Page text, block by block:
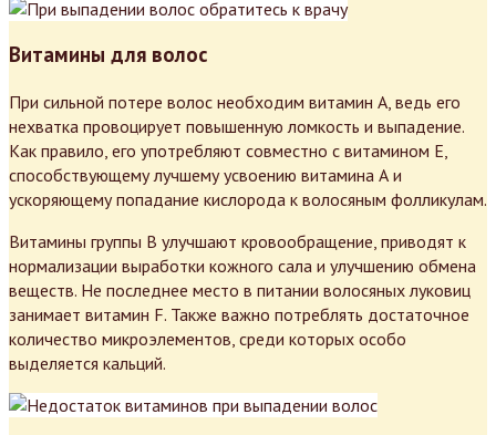
Витамины для волос
При сильной потере волос необходим витамин А, ведь его
нехватка провоцирует повышенную ломкость и выпадение.
Как правило, его употребляют совместно с витамином Е,
способствующему лучшему усвоению витамина А и
ускоряющему попадание кислорода к волосяным фолликулам.
Витамины группы В улучшают кровообращение, приводят к
нормализации выработки кожного сала и улучшению обмена
веществ. Не последнее место в питании волосяных луковиц
занимает витамин F. Также важно потреблять достаточное
количество микроэлементов, среди которых особо
выделяется кальций.